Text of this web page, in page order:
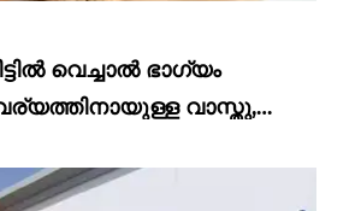
വെച്ചാൽ ഭാഗ്യം
വാസ്തു,